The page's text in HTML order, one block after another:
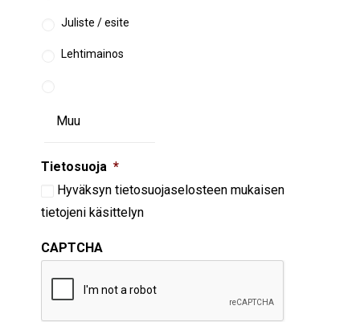
Juliste / esite
Lehtimainos
Tietosuoja *
Hyväksyn tietosuojaselosteen mukaisen
tietojeni käsittelyn
CAPTCHA